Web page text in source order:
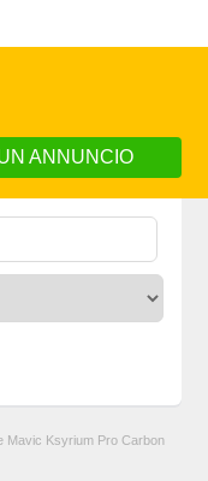
ANNUNCIO
Mavic Ksyrium Pro Carbon